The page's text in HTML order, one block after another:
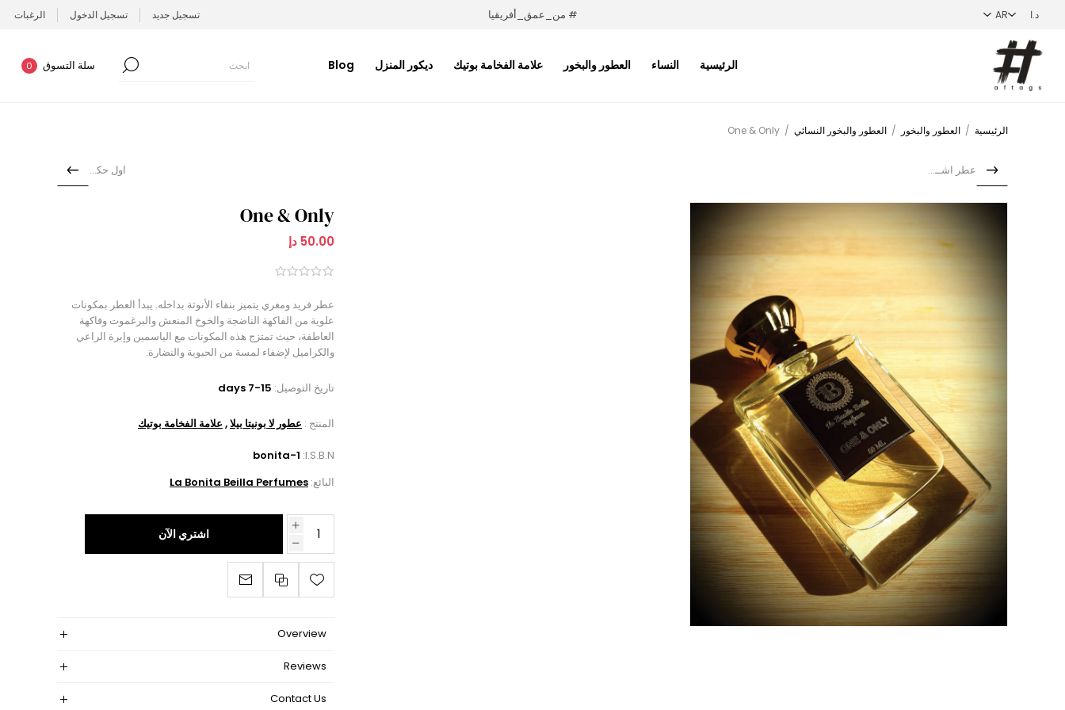
# من_عمق_أفريقيا تسجيل جديد تسجيل الدخول الرغبات
الرئيسية النساء العطور والبخور علامة الفخامة بوتيك ديكور المنزل Blog سلة التسوق 0
الرئيسية / العطور والبخور / العطور والبخور النسائي /
One & Only
عطر اشــريي اول حكايتنا
One & Only
50.00 دإ
عطر فريد ومغري يتميز بنقاء الأنوثة بداخله. يبدأ العطر بمكونات
علوية من الفاكهة الناضجة والخوخ المنعش والبرغموت وفاكهة
العاطفة، حيث تمتزج هذه المكونات مع الياسمين وإبرة الراعي
والكراميل لإضفاء لمسة من الحيوية والنضارة.
تاريخ التوصيل: 7-15 days
المنتج : عطور لا بونيتا بيلا, علامة الفخامة بوتيك
I.S.B.N:
bonita-1
البائع: La Bonita Beilla Perfumes
اشتري الآن
Overview
Reviews
Contact Us